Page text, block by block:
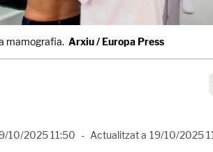
mamografia. Arxiu / Europa Press
10/2025 11:50 - Actualitzat a 19/10/2025